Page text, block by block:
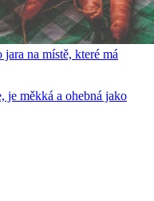
na místě, které má
je měkká a ohebná jako